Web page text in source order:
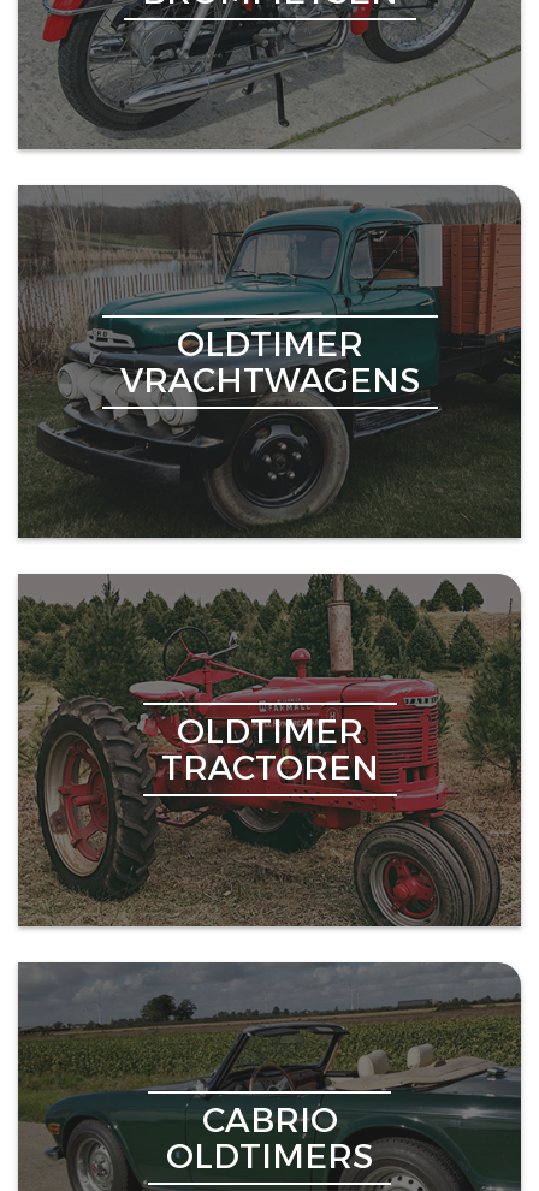
OLDTIMER
VRACHTWAGENS
OLDTIMER
TRACTOREN
CABRIO
OLDTIMERS